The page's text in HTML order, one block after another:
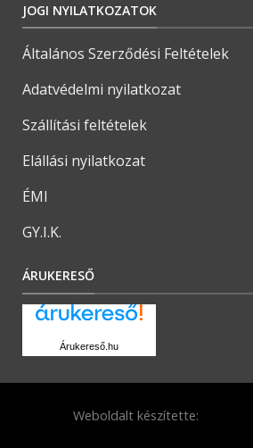
JOGI NYILATKOZATOK
Általános Szerződési Feltételek
Adatvédelmi nyilatkozat
Szállítási feltételek
Elállási nyilatkozat
ÉMI
GY.I.K.
ÁRUKERESŐ
Árukereső.hu
Weboldalt készítette: